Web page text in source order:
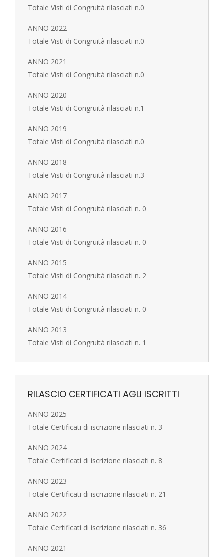
Totale Visti di Congruità rilasciati n.0
ANNO 2022
Totale Visti di Congruità rilasciati n.0
ANNO 2021
Totale Visti di Congruità rilasciati n.0
ANNO 2020
Totale Visti di Congruità rilasciati n.1
ANNO 2019
Totale Visti di Congruità rilasciati n.0
ANNO 2018
Totale Visti di Congruità rilasciati n.3
ANNO 2017
Totale Visti di Congruità rilasciati n. 0
ANNO 2016
Totale Visti di Congruità rilasciati n. 0
ANNO 2015
Totale Visti di Congruità rilasciati n. 2
ANNO 2014
Totale Visti di Congruità rilasciati n. 0
ANNO 2013
Totale Visti di Congruità rilasciati n. 1
RILASCIO CERTIFICATI AGLI ISCRITTI
ANNO 2025
Totale Certificati di iscrizione rilasciati n. 3
ANNO 2024
Totale Certificati di iscrizione rilasciati n. 8
ANNO 2023
Totale Certificati di iscrizione rilasciati n. 21
ANNO 2022
Totale Certificati di iscrizione rilasciati n. 36
ANNO 2021